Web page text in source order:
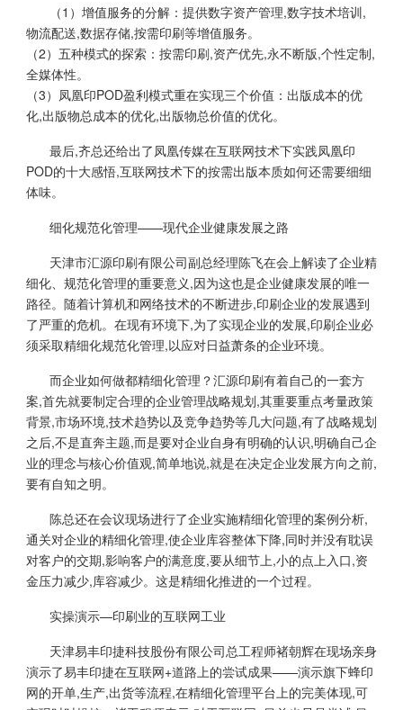
（1）增值服务的分解：提供数字资产管理,数字技术培训,
物流配送,数据存储,按需印刷等增值服务。
（2）五种模式的探索：按需印刷,资产优先,永不断版,个性定制,
全媒体性。
（3）凤凰印POD盈利模式重在实现三个价值：出版成本的优
化,出版物总成本的优化,出版物总价值的优化。
最后,齐总还给出了凤凰传媒在互联网技术下实践凤凰印
POD的十大感悟,互联网技术下的按需出版本质如何还需要细细
体味。
细化规范化管理——现代企业健康发展之路
天津市汇源印刷有限公司副总经理陈飞在会上解读了企业精
细化、规范化管理的重要意义,因为这也是企业健康发展的唯一
路径。随着计算机和网络技术的不断进步,印刷企业的发展遇到
了严重的危机。在现有环境下,为了实现企业的发展,印刷企业必
须采取精细化规范化管理,以应对日益萧条的企业环境。
而企业如何做都精细化管理？汇源印刷有着自己的一套方
案,首先就要制定合理的企业管理战略规划,其重要重点考量政策
背景,市场环境,技术趋势以及竞争趋势等几大问题,有了战略规划
之后,不是直奔主题,而是要对企业自身有明确的认识,明确自己企
业的理念与核心价值观,简单地说,就是在决定企业发展方向之前,
要有自知之明。
陈总还在会议现场进行了企业实施精细化管理的案例分析,
通关对企业的精细化管理,使企业库容整体下降,同时并没有耽误
对客户的交期,影响客户的满意度,要从细节上,小的点上入口,资
金压力减少,库容减少。这是精细化推进的一个过程。
实操演示—印刷业的互联网工业
天津易丰印捷科技股份有限公司总工程师褚朝辉在现场亲身
演示了易丰印捷在互联网+道路上的尝试成果——演示旗下蜂印
网的开单,生产,出货等流程,在精细化管理平台上的完美体现,可